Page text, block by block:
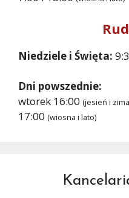
Niedziele i Święta:
Dni powszednie:
wtorek 16:00 (jesień i
17:00 (wiosna i lato)